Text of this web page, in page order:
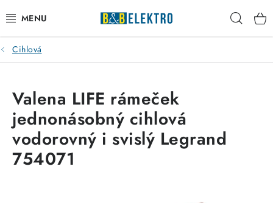
na
obsah
Reklamace / Vrácení zboží
Kontakty
VYTÁPĚNÍ
Cihlová
Valena LIFE rámeček
jednonásobný cihlová
vodorovný i svislý Legrand
754071